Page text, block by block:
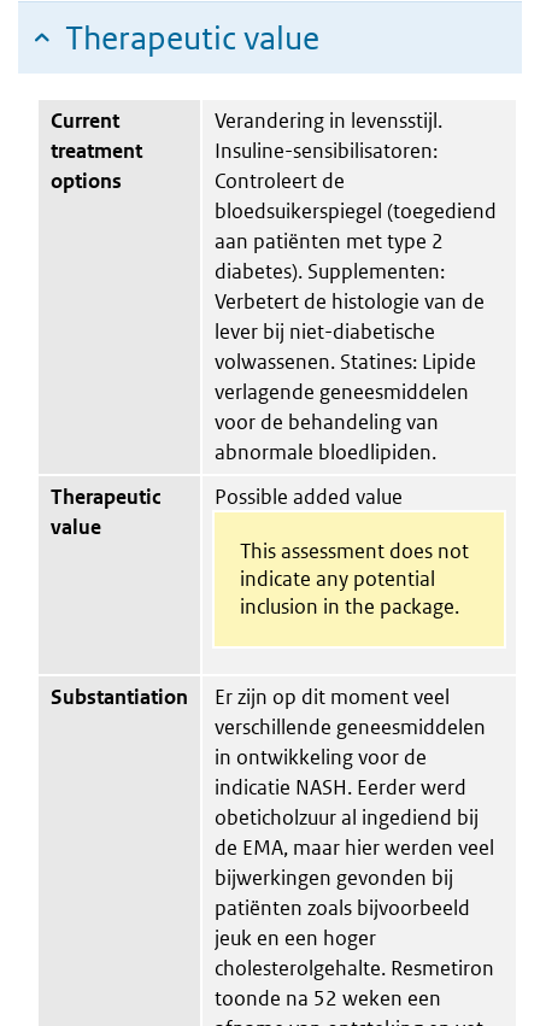
Therapeutic value
Current
treatment
options
Verandering in levensstijl.
Insuline-sensibilisatoren:
Controleert de
bloedsuikerspiegel (toegediend
aan patiënten met type 2
diabetes). Supplementen:
Verbetert de histologie van de
lever bij niet-diabetische
volwassenen. Statines: Lipide
verlagende geneesmiddelen
voor de behandeling van
abnormale bloedlipiden.
Therapeutic
value
Possible added value
This assessment does not
indicate any potential
inclusion in the package.
Substantiation
Er zijn op dit moment veel
verschillende geneesmiddelen
in ontwikkeling voor de
indicatie NASH. Eerder werd
obeticholzuur al ingediend bij
de EMA, maar hier werden veel
bijwerkingen gevonden bij
patiënten zoals bijvoorbeeld
jeuk en een hoger
cholesterolgehalte. Resmetiron
toonde na 52 weken een